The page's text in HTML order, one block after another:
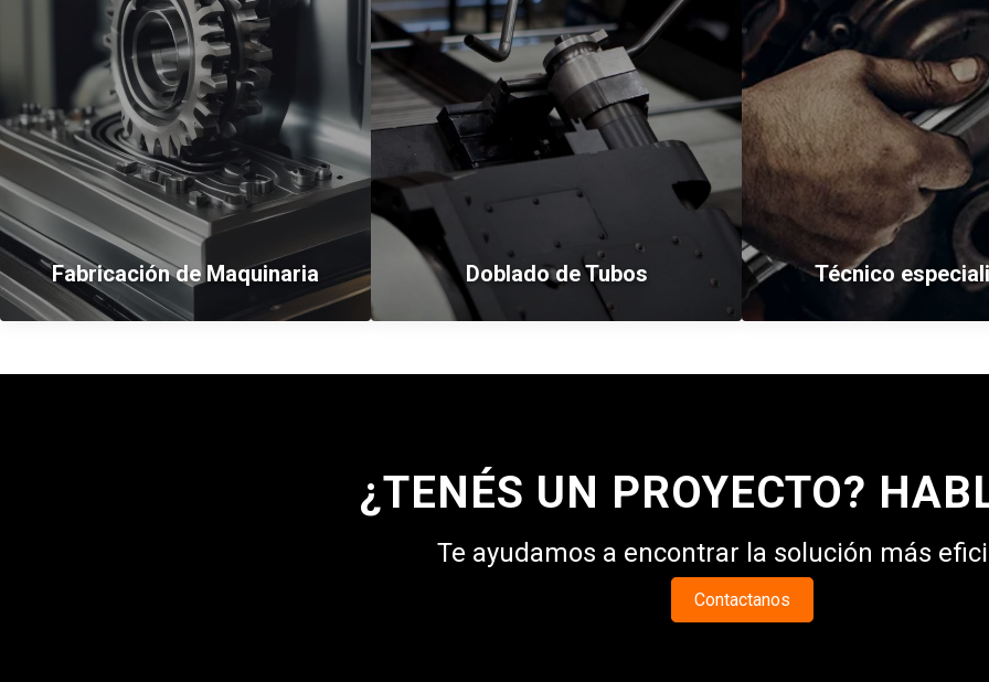
Fabricación de Maquinaria Doblado de Tubos Técnico
¿TENÉS UN PROYECTO?
Te ayudamos a encontrar la solución más
Contactanos